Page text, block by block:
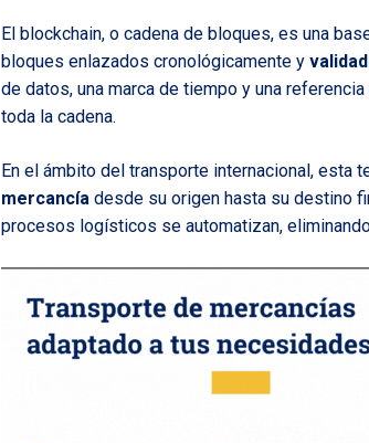
El blockchain, o cadena de bloques, es una
bloques enlazados cronológicamente y
de datos, una marca de tiempo y una
toda la cadena.
En el ámbito del transporte internacional, esta
mercancía desde su origen hasta su destino
procesos logísticos se automatizan,